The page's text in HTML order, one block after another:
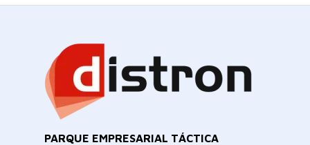
PARQUE EMPRESARIAL TÁCTICA